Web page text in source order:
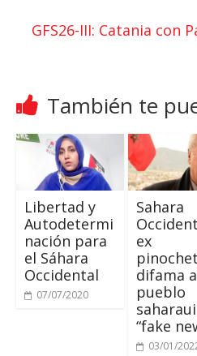
p
k
GFS26-III: Catania con
También te
Libertad y
Autodetermi
nación para
el Sáhara
Occidental
07/07/2020
Sahara
ex
difama
pueblo
“fake
03/01/